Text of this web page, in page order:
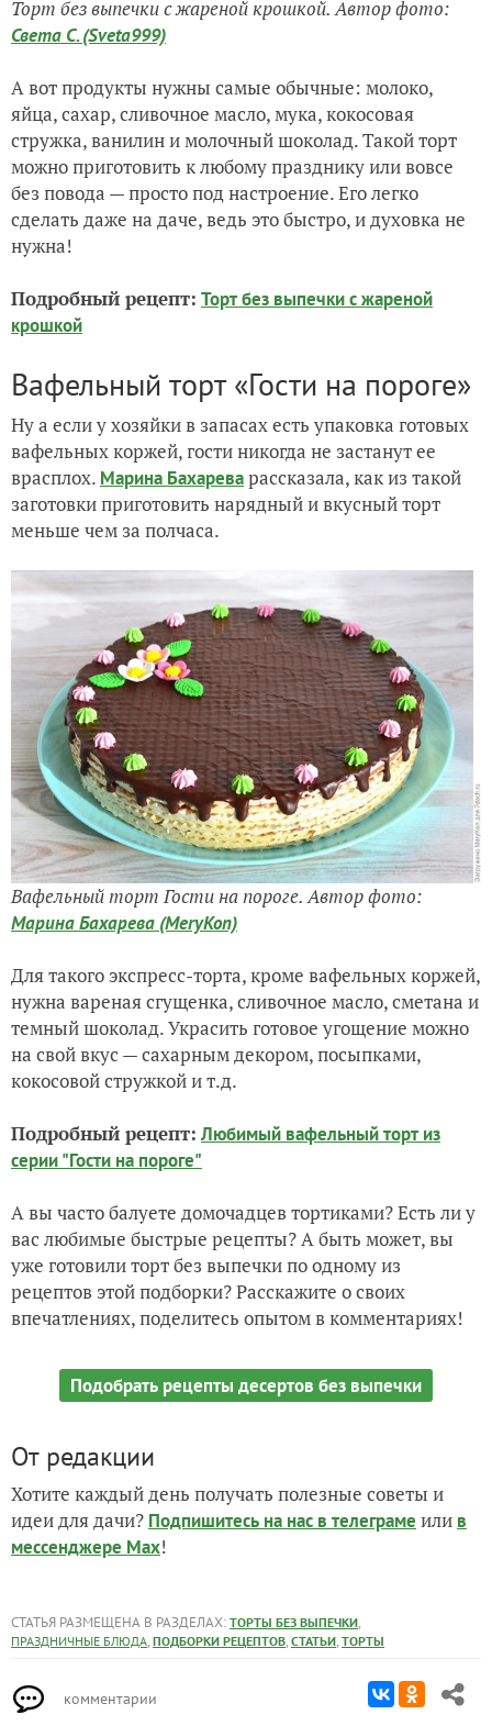
Торт без выпечки с жареной крошкой. Автор фото:
Света С. (Sveta999)
А вот продукты нужны самые обычные: молоко,
яйца, сахар, сливочное масло, мука, кокосовая
стружка, ванилин и молочный шоколад. Такой торт
можно приготовить к любому празднику или вовсе
без повода — просто под настроение. Его легко
сделать даже на даче, ведь это быстро, и духовка не
нужна!
Подробный рецепт: Торт без выпечки с жареной
крошкой
Вафельный торт «Гости на пороге»
Ну а если у хозяйки в запасах есть упаковка готовых
вафельных коржей, гости никогда не застанут ее
врасплох. Марина Бахареварассказала, как из такой
заготовки приготовить нарядный и вкусный торт
меньше чем за полчаса.
Вафельный торт Гости на пороге. Автор фото:
Марина Бахарева (MeryKon)
Для такого экспресс-торта, кроме вафельных коржей,
нужна вареная сгущенка, сливочное масло, сметана и
темный шоколад. Украсить готовое угощение можно
на свой вкус — сахарным декором, посыпками,
кокосовой стружкой и т.д.
Подробный рецепт: Любимый вафельный торт из
серии "Гости на пороге"
А вы часто балуете домочадцев тортиками? Есть ли у
вас любимые быстрые рецепты? А быть может, вы
уже готовили торт без выпечки по одному из
рецептов этой подборки? Расскажите о своих
впечатлениях, поделитесь опытом в комментариях!
Подобрать рецепты десертов без выпечки
От редакции
Хотите каждый день получать полезные советы и
идеи для дачи? Подпишитесь на нас в телеграме или в
мессенджере Max!
СТАТЬЯ РАЗМЕЩЕНА В РАЗДЕЛАХ: ТОРТЫ БЕЗ ВЫПЕЧКИ,
ПРАЗДНИЧНЫЕ БЛЮДА, ПОДБОРКИ РЕЦЕПТОВ, СТАТЬИ, ТОРТЫ
комментарии